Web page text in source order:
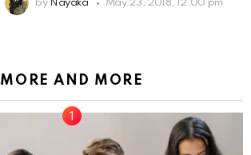
by Nayaka May 23, 2018, 12:00 pm
MORE AND MORE